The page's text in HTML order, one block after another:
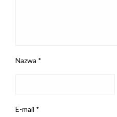
Nazwa *
E-mail *